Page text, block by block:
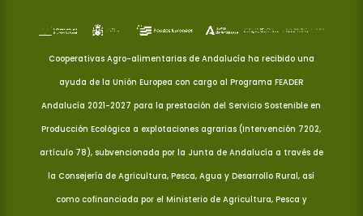
Cooperativas Agro-alimentarias de Andalucía ha recibido una
ayuda de la Unión Europea con cargo al Programa FEADER
Andalucía 2021-2027 para la prestación del Servicio Sostenible en
Producción Ecológica a explotaciones agrarias (Intervención 7202,
artículo 78), subvencionada por la Junta de Andalucía a través de
la Consejería de Agricultura, Pesca, Agua y Desarrollo Rural, así
como cofinanciada por el Ministerio de Agricultura, Pesca y